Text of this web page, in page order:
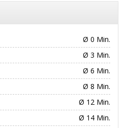
Ø 0 Min.
Ø 3 Min.
Ø 6 Min.
Ø 8 Min.
Ø 12 Min.
Ø 14 Min.